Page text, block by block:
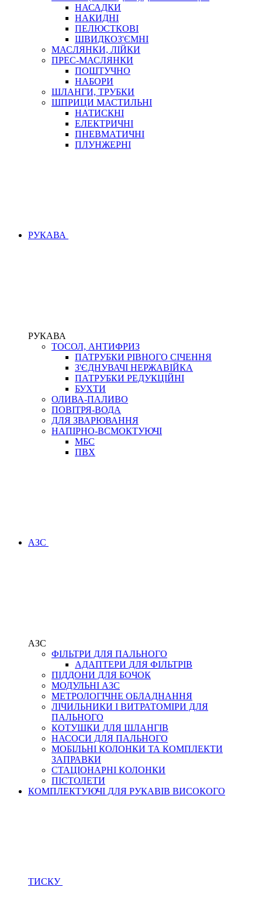
НАСАДКИ
НАКИДНІ
ПЕЛЮСТКОВІ
ШВИДКОЗ'ЄМНІ
МАСЛЯНКИ, ЛІЙКИ
ПРЕС-МАСЛЯНКИ
ПОШТУЧНО
НАБОРИ
ШЛАНГИ, ТРУБКИ
ШПРИЦИ МАСТИЛЬНІ
НАТИСКНІ
ЕЛЕКТРИЧНІ
ПНЕВМАТИЧНІ
ПЛУНЖЕРНІ
РУКАВА
РУКАВА
ТОСОЛ, АНТИФРИЗ
ПАТРУБКИ РІВНОГО СІЧЕННЯ
З'ЄДНУВАЧІ НЕРЖАВІЙКА
ПАТРУБКИ РЕДУКЦІЙНІ
БУХТИ
ОЛИВА-ПАЛИВО
ПОВІТРЯ-ВОДА
ДЛЯ ЗВАРЮВАННЯ
НАПІРНО-ВСМОКТУЮЧІ
МБС
ПВХ
АЗС
АЗС
ФІЛЬТРИ ДЛЯ ПАЛЬНОГО
АДАПТЕРИ ДЛЯ ФІЛЬТРІВ
ПІДДОНИ ДЛЯ БОЧОК
МОДУЛЬНІ АЗС
МЕТРОЛОГІЧНЕ ОБЛАДНАННЯ
ЛІЧИЛЬНИКИ І ВИТРАТОМІРИ ДЛЯ
ПАЛЬНОГО
КОТУШКИ ДЛЯ ШЛАНГІВ
НАСОСИ ДЛЯ ПАЛЬНОГО
МОБІЛЬНІ КОЛОНКИ ТА КОМПЛЕКТИ
ЗАПРАВКИ
СТАЦІОНАРНІ КОЛОНКИ
ПІСТОЛЕТИ
КОМПЛЕКТУЮЧІ ДЛЯ РУКАВІВ ВИСОКОГО
ТИСКУ